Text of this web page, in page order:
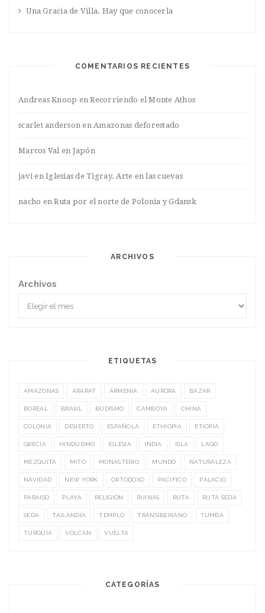
Una Gracia de Villa. Hay que conocerla
COMENTARIOS RECIENTES
Andreas Knoop enRecorriendo el Monte Athos
scarlet anderson enAmazonas deforestado
Marcos Valen Japón
javienIglesias de Tigray. Arte en las cuevas
nacho enRuta por el norte de Polonia y Gdansk
ARCHIVOS
Archivos
ETIQUETAS
AMAZONAS ARARAT ARMENIA AURORA BAZAR
BOREAL BRASIL BUDISMO CAMBOYA CHINA
COLONIA DESIERTO ESPAÑOLA ETHIOPIA ETIOPIA
GRECIA HINDUISMO IGLESIA INDIA ISLA LAGO
MEZQUITA MITO MONASTERIO MUNDO NATURALEZA
NAVIDAD NEW YORK ORTODOXO PACIFICO PALACIO
PARAISO PLAYA RELIGIÓN RUINAS RUTA RUTA SEDA
SEDA TAILANDIA TEMPLO TRANSIBERIANO TUMBA
TURQUÍA VOLCÁN VUELTA
CATEGORÍAS